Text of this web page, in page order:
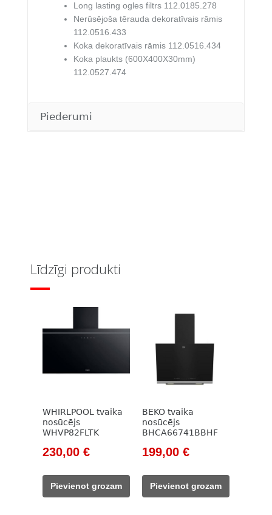
Long lasting ogles filtrs 112.0185.278
Nerūsējoša tērauda dekoratīvais rāmis
112.0516.433
Koka dekoratīvais rāmis 112.0516.434
Koka plaukts (600X400X30mm)
112.0527.474
Piederumi
Līdzīgi produkti
WHIRLPOOL tvaika
nosūcējs
WHVP82FLTK
Original
was:
297,00 €.
230,00 €Current
230,00 €.
Pievienot grozam
BEKO tvaika
nosūcējs
BHCA66741BBHF
Original
was:
785,00 €.
199,00 €Current
199,00 €.
Pievienot grozam